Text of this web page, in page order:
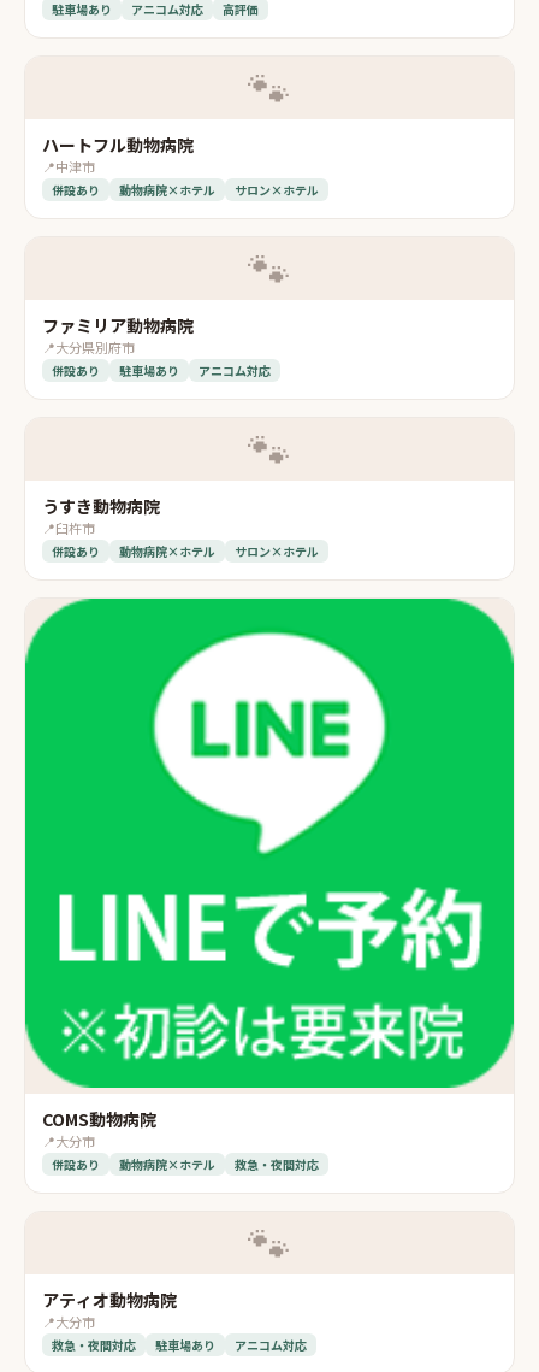
駐車場あり アニコム対応 高評価
🐾
ハートフル動物病院
📍中津市
併設あり 動物病院×ホテル サロン×ホテル
🐾
ファミリア動物病院
📍大分県別府市
併設あり 駐車場あり アニコム対応
🐾
うすき動物病院
📍臼杵市
併設あり 動物病院×ホテル サロン×ホテル
COMS動物病院
📍大分市
併設あり 動物病院×ホテル 救急・夜間対応
🐾
アティオ動物病院
📍大分市
救急・夜間対応 駐車場あり アニコム対応